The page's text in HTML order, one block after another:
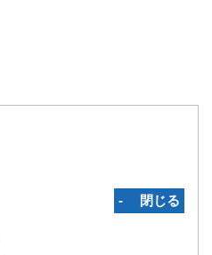
‐ 閉じる